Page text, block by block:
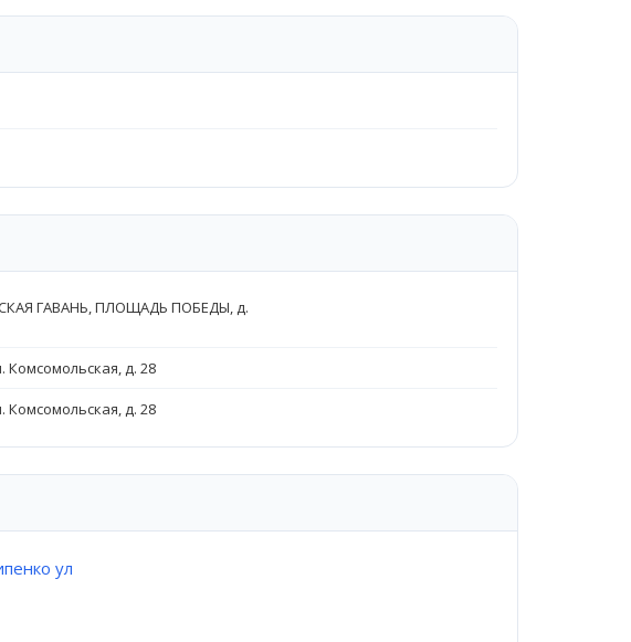
ГАВАНЬ, ПЛОЩАДЬ ПОБЕДЫ, д.
Комсомольская, д. 28
Комсомольская, д. 28
ул